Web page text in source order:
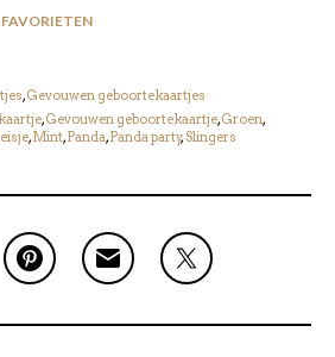
,Gevouwen geboortekaartjes
,Gevouwen geboortekaartje,Groen,
,Mint,Panda,Panda party,Slingers